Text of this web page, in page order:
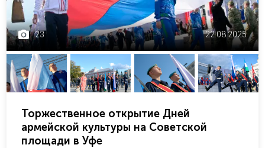
23 22.08.2025
Торжественное открытие Дней
армейской культуры на Советской
площади в Уфе